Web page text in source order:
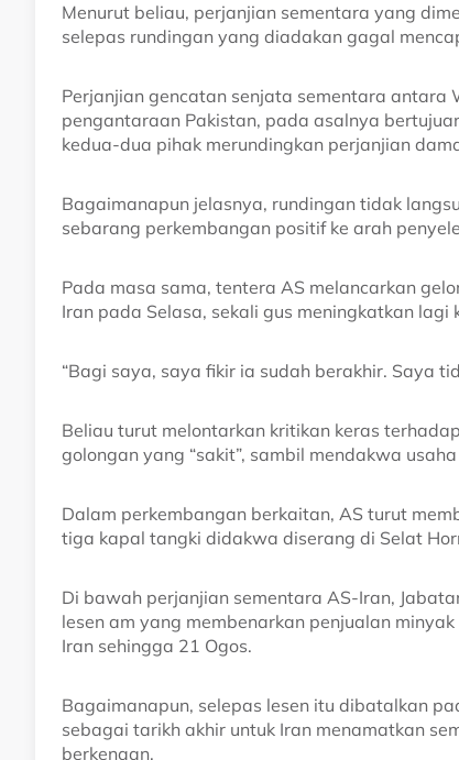
Menurut beliau, perjanjian sementara yang
selepas rundingan yang diadakan gagal
Perjanjian gencatan senjata sementara antara
pengantaraan Pakistan, pada asalnya
kedua-dua pihak merundingkan perjanjian
Bagaimanapun jelasnya, rundingan tidak
sebarang perkembangan positif ke arah
Pada masa sama, tentera AS melancarkan
Iran pada Selasa, sekali gus meningkatkan
“Bagi saya, saya fikir ia sudah berakhir. Saya
Beliau turut melontarkan kritikan keras
golongan yang “sakit”, sambil mendakwa
Dalam perkembangan berkaitan, AS turut
tiga kapal tangki didakwa diserang di Selat
Di bawah perjanjian sementara AS-Iran,
lesen am yang membenarkan penjualan
Iran sehingga 21 Ogos.
Bagaimanapun, selepas lesen itu dibatalkan
sebagai tarikh akhir untuk Iran menamatkan
berkenaan.